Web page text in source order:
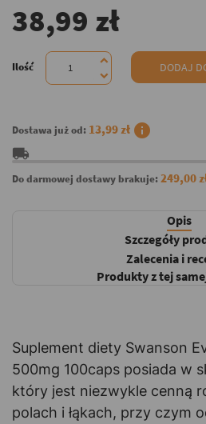
38,99 zł
Ilość DODAJ
Dostawa już od: 13,99 zł info
local_shipping
Do darmowej dostawy brakuje:249,00
Opis
Szczegóły
Zalecenia i
Produkty z tej
Suplement diety Swanson
500mg 100caps posiada w
który jest niezwykle cenną
polach i łąkach, przy czym